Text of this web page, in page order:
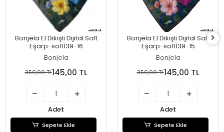
Bonjela El Dikişli Dijital Soft
Eşarp-soft139-16
Bonjela
350,00 TL145,00 TL
Adet
Sepete Ekle
Bonjela El Dikişli Dijital Soft
Eşarp-soft139-15
Bonjela
350,00 TL145,00 TL
Adet
Sepete Ekle